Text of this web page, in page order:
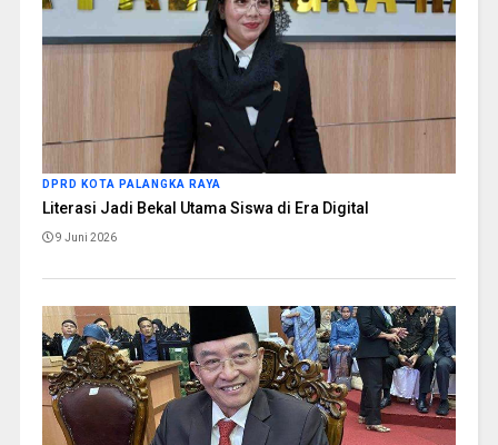
DPRD KOTA PALANGKA RAYA
Literasi Jadi Bekal Utama Siswa di Era Digital
9 Juni 2026